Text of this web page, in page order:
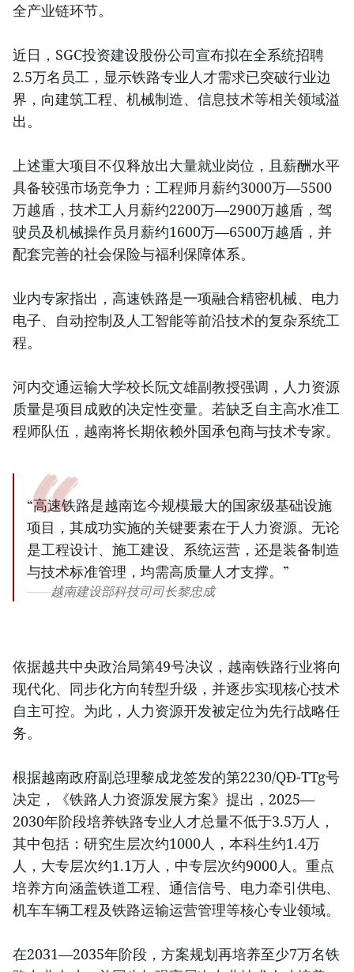
全产业链环节。
近日，SGC投资建设股份公司宣布拟在全系统招聘
2.5万名员工，显示铁路专业人才需求已突破行业边
界，向建筑工程、机械制造、信息技术等相关领域溢
出。
上述重大项目不仅释放出大量就业岗位，且薪酬水平
具备较强市场竞争力：工程师月薪约3000万—5500
万越盾，技术工人月薪约2200万—2900万越盾，驾
驶员及机械操作员月薪约1600万—6500万越盾，并
配套完善的社会保险与福利保障体系。
业内专家指出，高速铁路是一项融合精密机械、电力
电子、自动控制及人工智能等前沿技术的复杂系统工
程。
河内交通运输大学校长阮文雄副教授强调，人力资源
质量是项目成败的决定性变量。若缺乏自主高水准工
程师队伍，越南将长期依赖外国承包商与技术专家。
“高速铁路是越南迄今规模最大的国家级基础设施
项目，其成功实施的关键要素在于人力资源。无论
是工程设计、施工建设、系统运营，还是装备制造
与技术标准管理，均需高质量人才支撑。”
越南建设部科技司司长黎忠成
依据越共中央政治局第49号决议，越南铁路行业将向
现代化、同步化方向转型升级，并逐步实现核心技术
自主可控。为此，人力资源开发被定位为先行战略任
务。
根据越南政府副总理黎成龙签发的第2230/QĐ-TTg号
决定，《铁路人力资源发展方案》提出，2025—
2030年阶段培养铁路专业人才总量不低于3.5万人，
其中包括：研究生层次约1000人，本科生约1.4万
人，大专层次约1.1万人，中专层次约9000人。重点
培养方向涵盖铁道工程、通信信号、电力牵引供电、
机车车辆工程及铁路运输运营管理等核心专业领域。
在2031—2035年阶段，方案规划再培养至少7万名铁